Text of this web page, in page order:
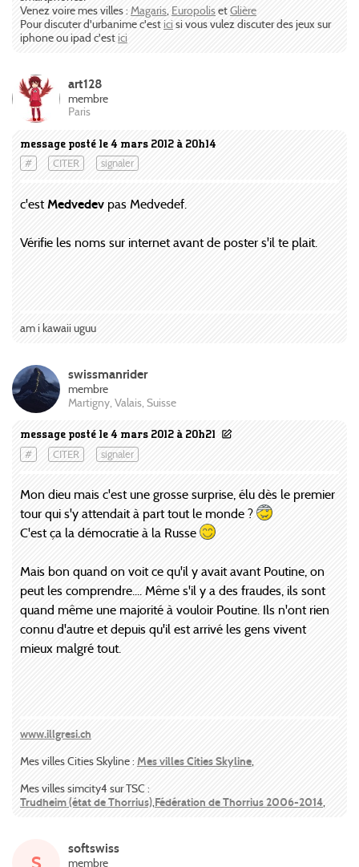
Venez voire mes villes : Magaris EuropolisetGlière
Pour discuter d'urbanime c'esticisi vous vulez discuter des jeux sur
iphone ou ipad c'estici
message posté le 4 mars 2012 à 20h14
# CITER signaler
art128
membre
Paris
c'estMedvedev pas Medvedef.
Vérifie les noms sur internet avant de poster s'il te plait.
am i kawaii uguu
message posté le 4 mars 2012 à 20h21
# CITER signaler
swissmanrider
membre
Martigny, Valais, Suisse
Mon dieu mais c'est une grosse surprise, élu dès le premier
tour qui s'y attendait à part tout le monde ?
C'est ça la démocratie à la Russe
Mais bon quand on voit ce qu'il y avait avant Poutine, on
peut les comprendre.... Même s'il y a des fraudes, ils sont
quand même une majorité à vouloir Poutine. Ils n'ont rien
connu d'autre et depuis qu'il est arrivé les gens vivent
mieux malgré tout.
www.illgresi.ch
Mes villes Cities Skyline :Mes villes Cities Skyline,
Mes villes simcity4 sur TSC :
Trudheim (état de Thorrius),Fédération de Thorrius 2006-2014,
softswiss
membre